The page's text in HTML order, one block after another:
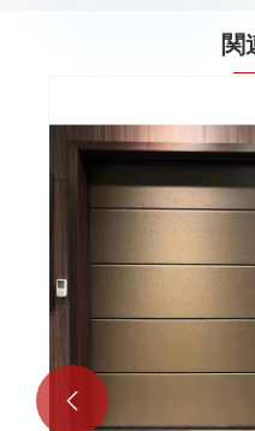
関
自動ガレージドア
もっと見る >>
